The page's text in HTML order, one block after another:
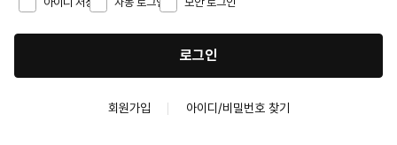
로그인
회원가입 아이디/비밀번호 찾기